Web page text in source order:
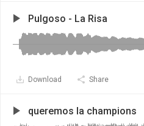
Pulgoso - La Risa
Download Share
queremos la champions